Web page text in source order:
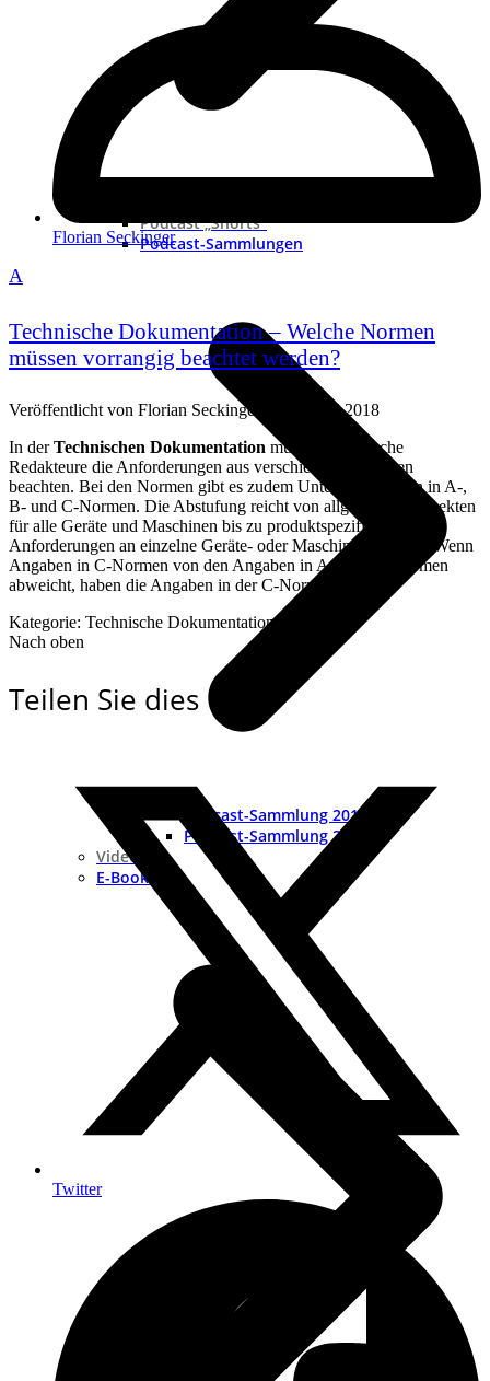
Podcast „Shorts“
Podcast-Sammlungen
Podcast-Sammlung 2019
Podcast-Sammlung 2018
Videocast
E-Books
Florian Seckinger
A
Technische Dokumentation – Welche Normen
müssen vorrangig beachtet werden?
Veröffentlicht von Florian Seckinger
13. Juni 2018
In derTechnischen Dokumentation müssen Technische
Redakteure die Anforderungen aus verschiedenen Normen
beachten. Bei den Normen gibt es zudem Unterscheidungen in A-,
B- und C-Normen. Die Abstufung reicht von allgemeinen Aspekten
für alle Geräte und Maschinen bis zu produktspezifischen
Anforderungen an einzelne Geräte- oder Maschinengruppen. Wenn
Angaben in C-Normen von den Angaben in A- oder B-Normen
abweicht, haben die Angaben in der C-Norm Vorrang.
Kategorie: Technische Dokumentation
Nach oben
Teilen Sie dies
Twitter